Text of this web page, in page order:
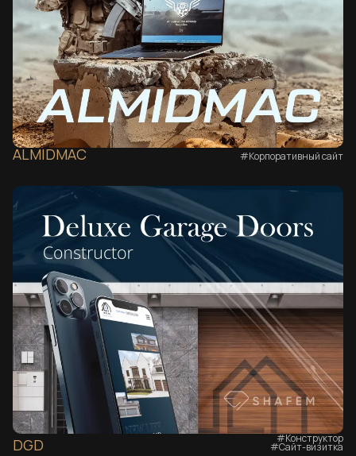
ALMIDMAC #Корпоративный сайт
DGD #Конструктор
#Сайт-визитка